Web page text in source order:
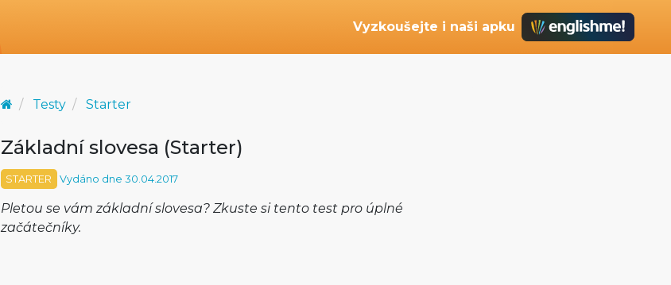
Vyzkoušejte i naši apku
Testy Starter
Základní slovesa (Starter)
STARTER Vydáno dne 30.04.2017
Pletou se vám základní slovesa? Zkuste si tento test pro úplné
začátečníky.